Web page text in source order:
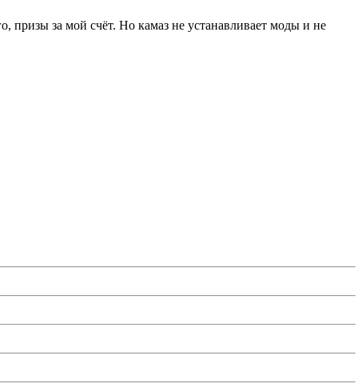
призы за мой счёт. Но камаз не устанавливает моды и не